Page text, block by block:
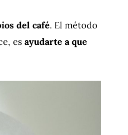
del café. El método
es ayudarte a que